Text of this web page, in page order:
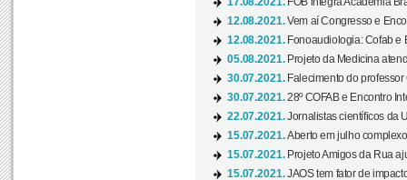
12.08.2021.Vem aí Congresso e
12.08.2021. Fonoaudiologia: Cofab e
05.08.2021. Projeto da Medicina
30.07.2021. Falecimento do
30.07.2021.28º COFAB e Encontro
22.07.2021.Jornalistas científicos da
15.07.2021.Aberto em julho
15.07.2021. Projeto Amigos da Rua
15.07.2021.JAOS tem fator de